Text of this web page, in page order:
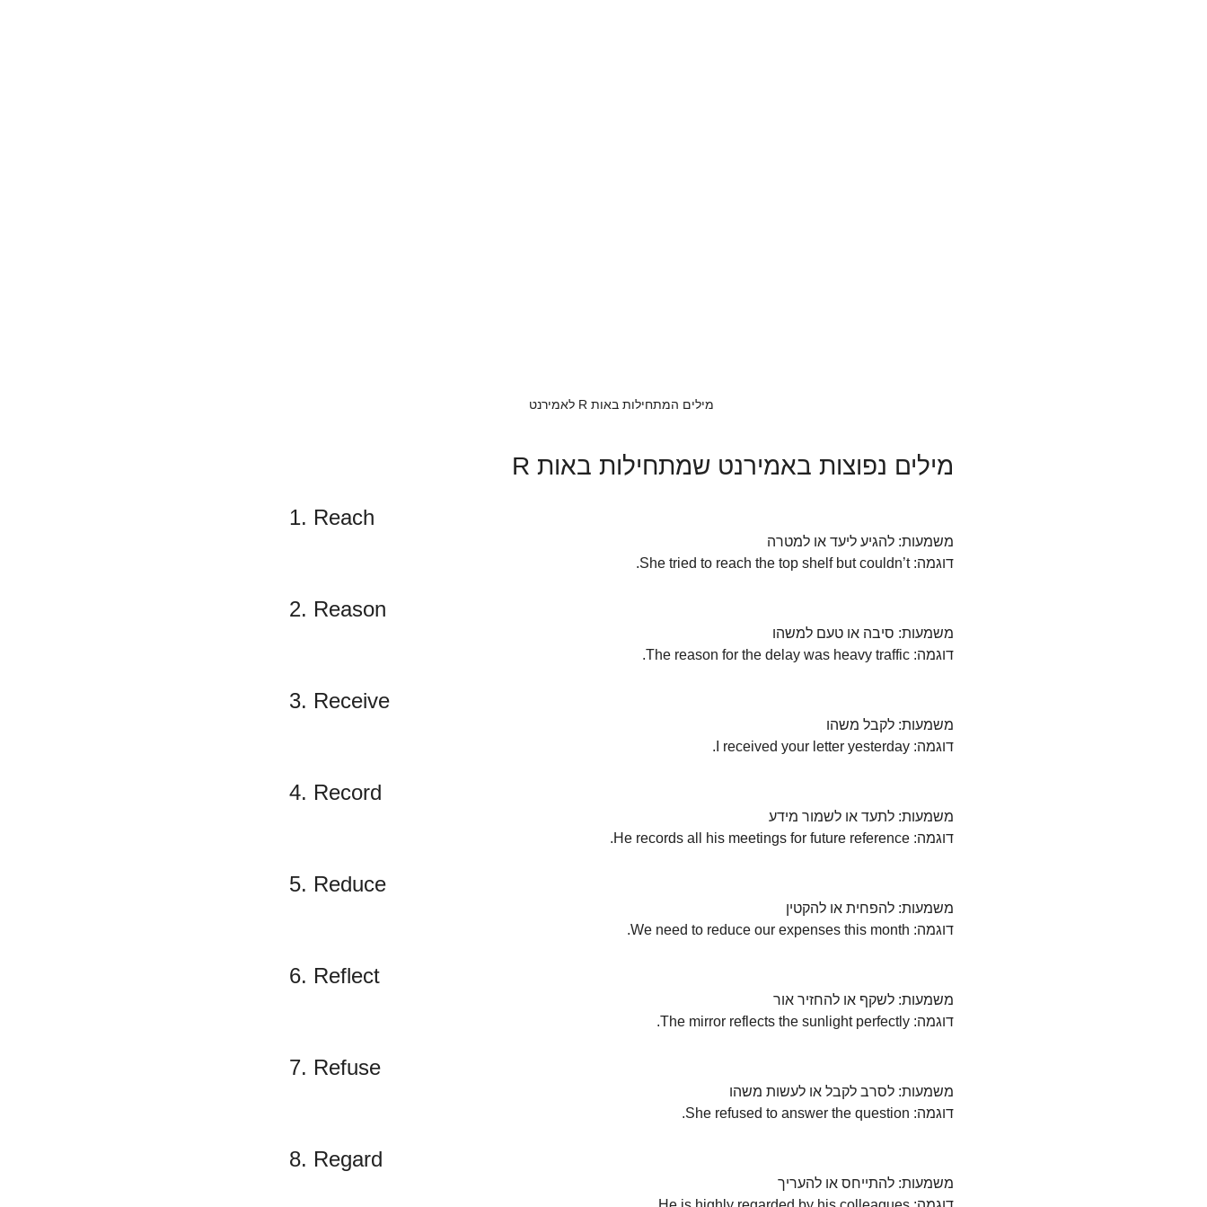
מילים המתחילות באות R לאמירנט
מילים נפוצות באמירנט שמתחילות באות R
1. Reach
משמעות: להגיע ליעד או למטרה
דוגמה: She tried to reach the top shelf but couldn’t.
2. Reason
משמעות: סיבה או טעם למשהו
דוגמה: The reason for the delay was heavy traffic.
3. Receive
משמעות: לקבל משהו
דוגמה: I received your letter yesterday.
4. Record
משמעות: לתעד או לשמור מידע
דוגמה: He records all his meetings for future reference.
5. Reduce
משמעות: להפחית או להקטין
דוגמה: We need to reduce our expenses this month.
6. Reflect
משמעות: לשקף או להחזיר אור
דוגמה: The mirror reflects the sunlight perfectly.
7. Refuse
משמעות: לסרב לקבל או לעשות משהו
דוגמה: She refused to answer the question.
8. Regard
משמעות: להתייחס או להעריך